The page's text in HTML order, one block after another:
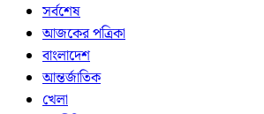
সর্বশেষ
আজকের পত্রিকা
বাংলাদেশ
আন্তর্জাতিক
খেলা